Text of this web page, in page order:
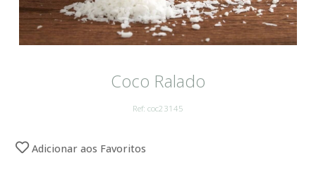
Coco Ralado
Ref: coc23145
Adicionar aos Favoritos